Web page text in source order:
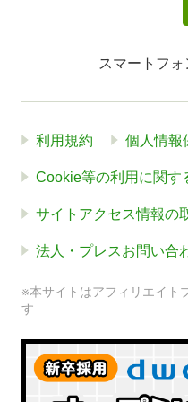
スマートフォ
利用規約 個人情報
Cookie等の利用に関す
サイトアクセス情報の
法人・プレスお問い合
※本サイトはアフィリエイト
す